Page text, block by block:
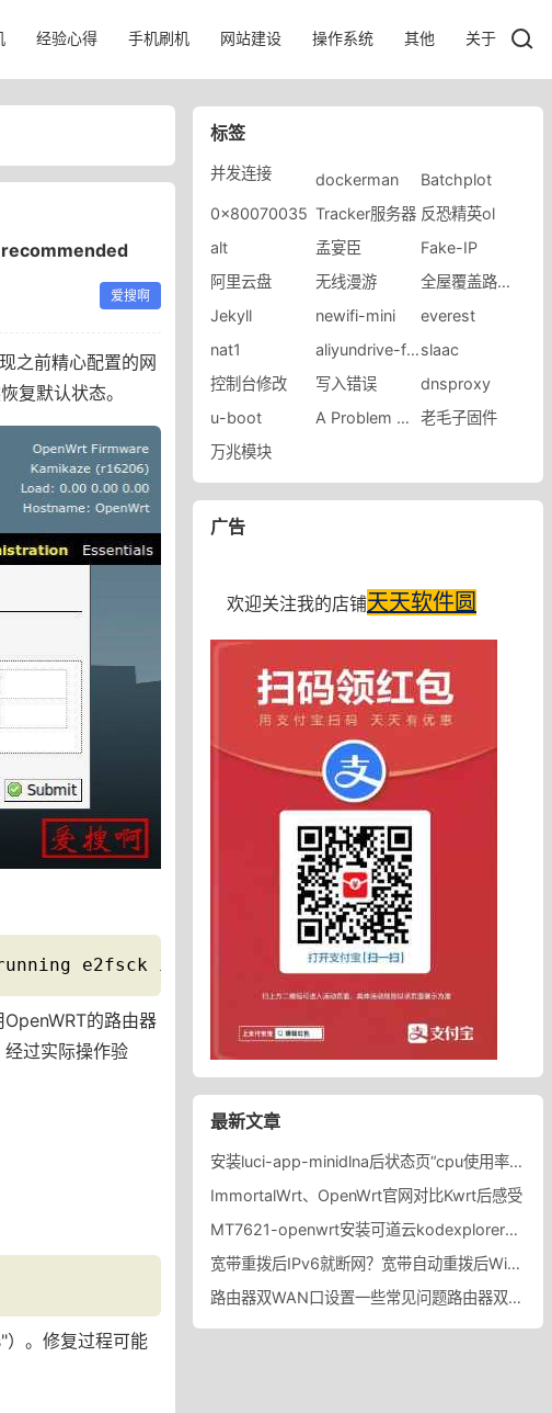
经验心得 手机刷机 网站建设 操作系统 其他 关于
爱搜啊
之前精心配置的网
复默认状态。
e2fsck is recommended
的路由器
过实际操作验
）。修复过程可能
标签
并发连接 dockerman
Batchplot
0x80070035 Tracker服务器 反恐精英ol
alt
孟宴臣
Fake-IP
阿里云盘
无线漫游
全屋覆盖路由器
Jekyll
newifi-mini
everest
nat1
aliyundrive-fuseslaac
控制台修改
写入错误
dnsproxy
u-boot
A Problem Has Been
老毛子固件
万兆模块
广告
欢迎关注我的店铺天天软件圆
最新文章
安装luci-app-minidlna后状态页“cpu使用率“显示虚高，排除过程记录。
ImmortalWrt、OpenWrt官网对比Kwrt后感受
MT7621-openwrt安装可道云kodexplorer轻量化NAS
宽带重拨后IPv6就断网？宽带自动重拨后Win10的IPv6失效
路由器双WAN口设置一些常见问题路由器双WAN口设置踩坑